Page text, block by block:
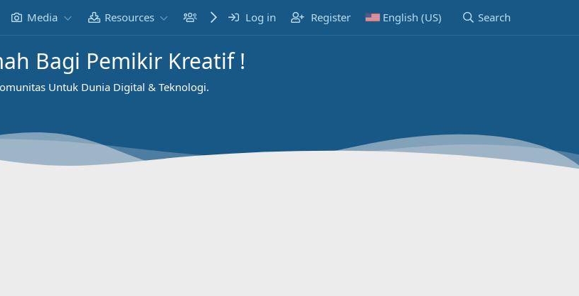
Media Resources MembersLog in Register English (US) Search
Bagi Pemikir Kreatif !
Untuk Dunia Digital & Teknologi.